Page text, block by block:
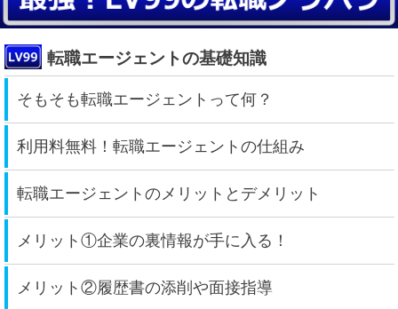
転職エージェントの基礎知識
そもそも転職エージェントって何？
利用料無料！転職エージェントの仕組み
転職エージェントのメリットとデメリット
メリット①企業の裏情報が手に入る！
メリット②履歴書の添削や面接指導